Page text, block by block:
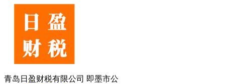
青岛日盈财税有限公司 即墨市公